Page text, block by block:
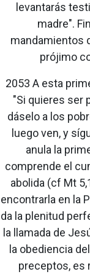
levantarás
madre".
mandamientos
prójimo
2053 A esta
"Si quieres ser
dáselo a los
luego ven, y
anula la
comprende el
abolida (cf Mt
encontrarla en la
da la plenitud
la llamada de
la obediencia
preceptos, es